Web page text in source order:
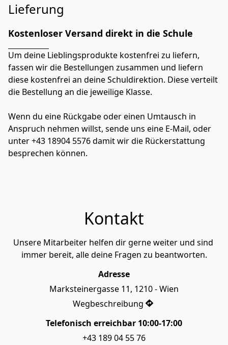
Lieferung
Kostenloser Versand direkt in die Schule
Um deine Lieblingsprodukte kostenfrei zu liefern,
fassen wir die Bestellungen zusammen und liefern
diese kostenfrei an deine Schuldirektion. Diese verteilt
die Bestellung an die jeweilige Klasse.
Wenn du eine Rückgabe oder einen Umtausch in
Anspruch nehmen willst, sende uns eine E-Mail, oder
unter +43 18904 5576 damit wir die Rückerstattung
besprechen können.
Kontakt
Unsere Mitarbeiter helfen dir gerne weiter und sind
immer bereit, alle deine Fragen zu beantworten.
Adresse
Marksteinergasse 11, 1210 - Wien
Wegbeschreibung
Telefonisch erreichbar 10:00-17:00
+43 189 04 55 76